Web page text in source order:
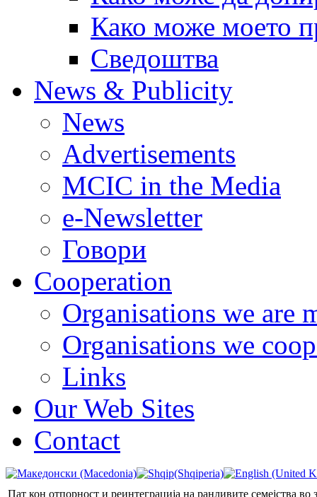
Како може моето
Сведоштва
News & Publicity
News
Advertisements
MCIC in the Media
e-Newsletter
Говори
Cooperation
Organisations we are
Organisations we
Links
Our Web Sites
Contact
Пат кон отпорност и реинтеграција на ранливите семејства